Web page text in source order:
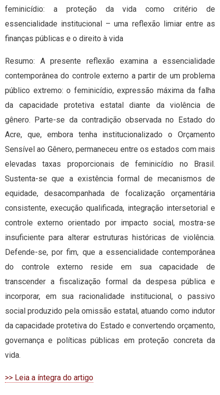
feminicídio: a proteção da vida como critério de
essencialidade institucional – uma reflexão limiar entre as
finanças públicas e o direito à vida
Resumo: A presente reflexão examina a essencialidade
contemporânea do controle externo a partir de um problema
público extremo: o feminicídio, expressão máxima da falha
da capacidade protetiva estatal diante da violência de
gênero. Parte-se da contradição observada no Estado do
Acre, que, embora tenha institucionalizado o Orçamento
Sensível ao Gênero, permaneceu entre os estados com mais
elevadas taxas proporcionais de feminicídio no Brasil.
Sustenta-se que a existência formal de mecanismos de
equidade, desacompanhada de focalização orçamentária
consistente, execução qualificada, integração intersetorial e
controle externo orientado por impacto social, mostra-se
insuficiente para alterar estruturas históricas de violência.
Defende-se, por fim, que a essencialidade contemporânea
do controle externo reside em sua capacidade de
transcender a fiscalização formal da despesa pública e
incorporar, em sua racionalidade institucional, o passivo
social produzido pela omissão estatal, atuando como indutor
da capacidade protetiva do Estado e convertendo orçamento,
governança e políticas públicas em proteção concreta da
vida.
>> Leia a íntegra do artigo